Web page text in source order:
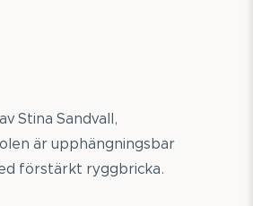
Stina Sandvall,
är upphängningsbar
förstärkt ryggbricka.